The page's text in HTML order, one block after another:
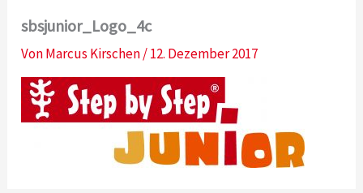
sbsjunior_Logo_4c
VonMarcus Kirschen/12. Dezember 2017